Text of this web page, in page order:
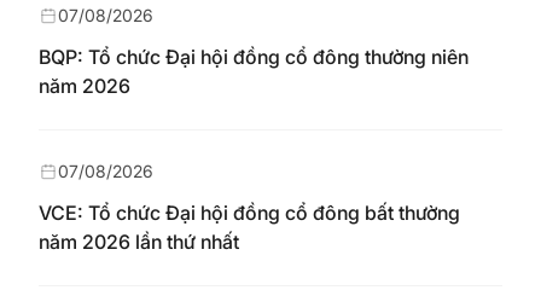
BQP: Tổ chức Đại hội đồng cổ đông thường niên
năm 2026
07/08/2026
VCE: Tổ chức Đại hội đồng cổ đông bất thường
năm 2026 lần thứ nhất
07/08/2026